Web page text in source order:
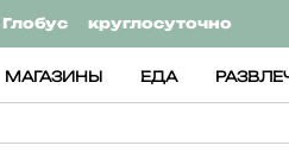
Глобус круглосуточно
МАГАЗИНЫ ЕДА